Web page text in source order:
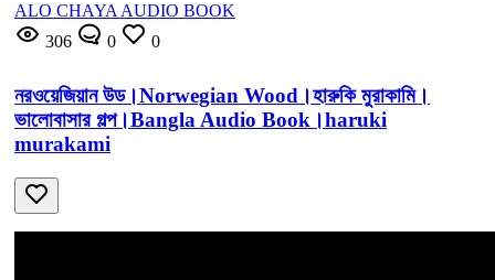
ALO CHAYA AUDIO BOOK
306
0 0
নরওয়েজিয়ান উড।Norwegian Wood।হারুকি মুরাকামি।
ভালোবাসার গল্প।Bangla Audio Book।haruki
murakami